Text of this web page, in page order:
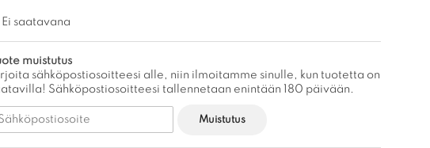
Ei saatavana
muistutus
sähköpostiosoitteesi alle, niin ilmoitamme sinulle, kun tuotetta on
Sähköpostiosoitteesi tallennetaan enintään 180 päivään.
Muistutus